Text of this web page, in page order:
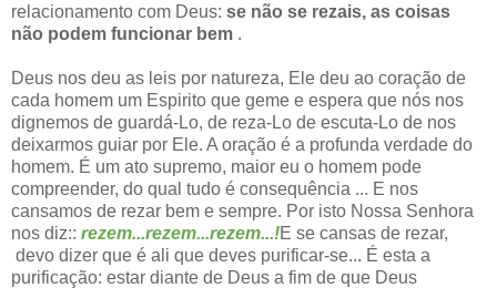
relacionamento com Deus: se não se rezais, as coisas
não podem funcionar bem .
Deus nos deu as leis por natureza, Ele deu ao coração de
cada homem um Espirito que geme e espera que nós nos
dignemos de guardá-Lo, de reza-Lo de escuta-Lo de nos
deixarmos guiar por Ele. A oração é a profunda verdade do
homem. É um ato supremo, maior eu o homem pode
compreender, do qual tudo é consequência ... E nos
cansamos de rezar bem e sempre. Por isto Nossa Senhora
nos diz:: rezem...rezem...rezem...!E se cansas de rezar,
devo dizer que é ali que deves purificar-se... É esta a
purificação: estar diante de Deus a fim de que Deus